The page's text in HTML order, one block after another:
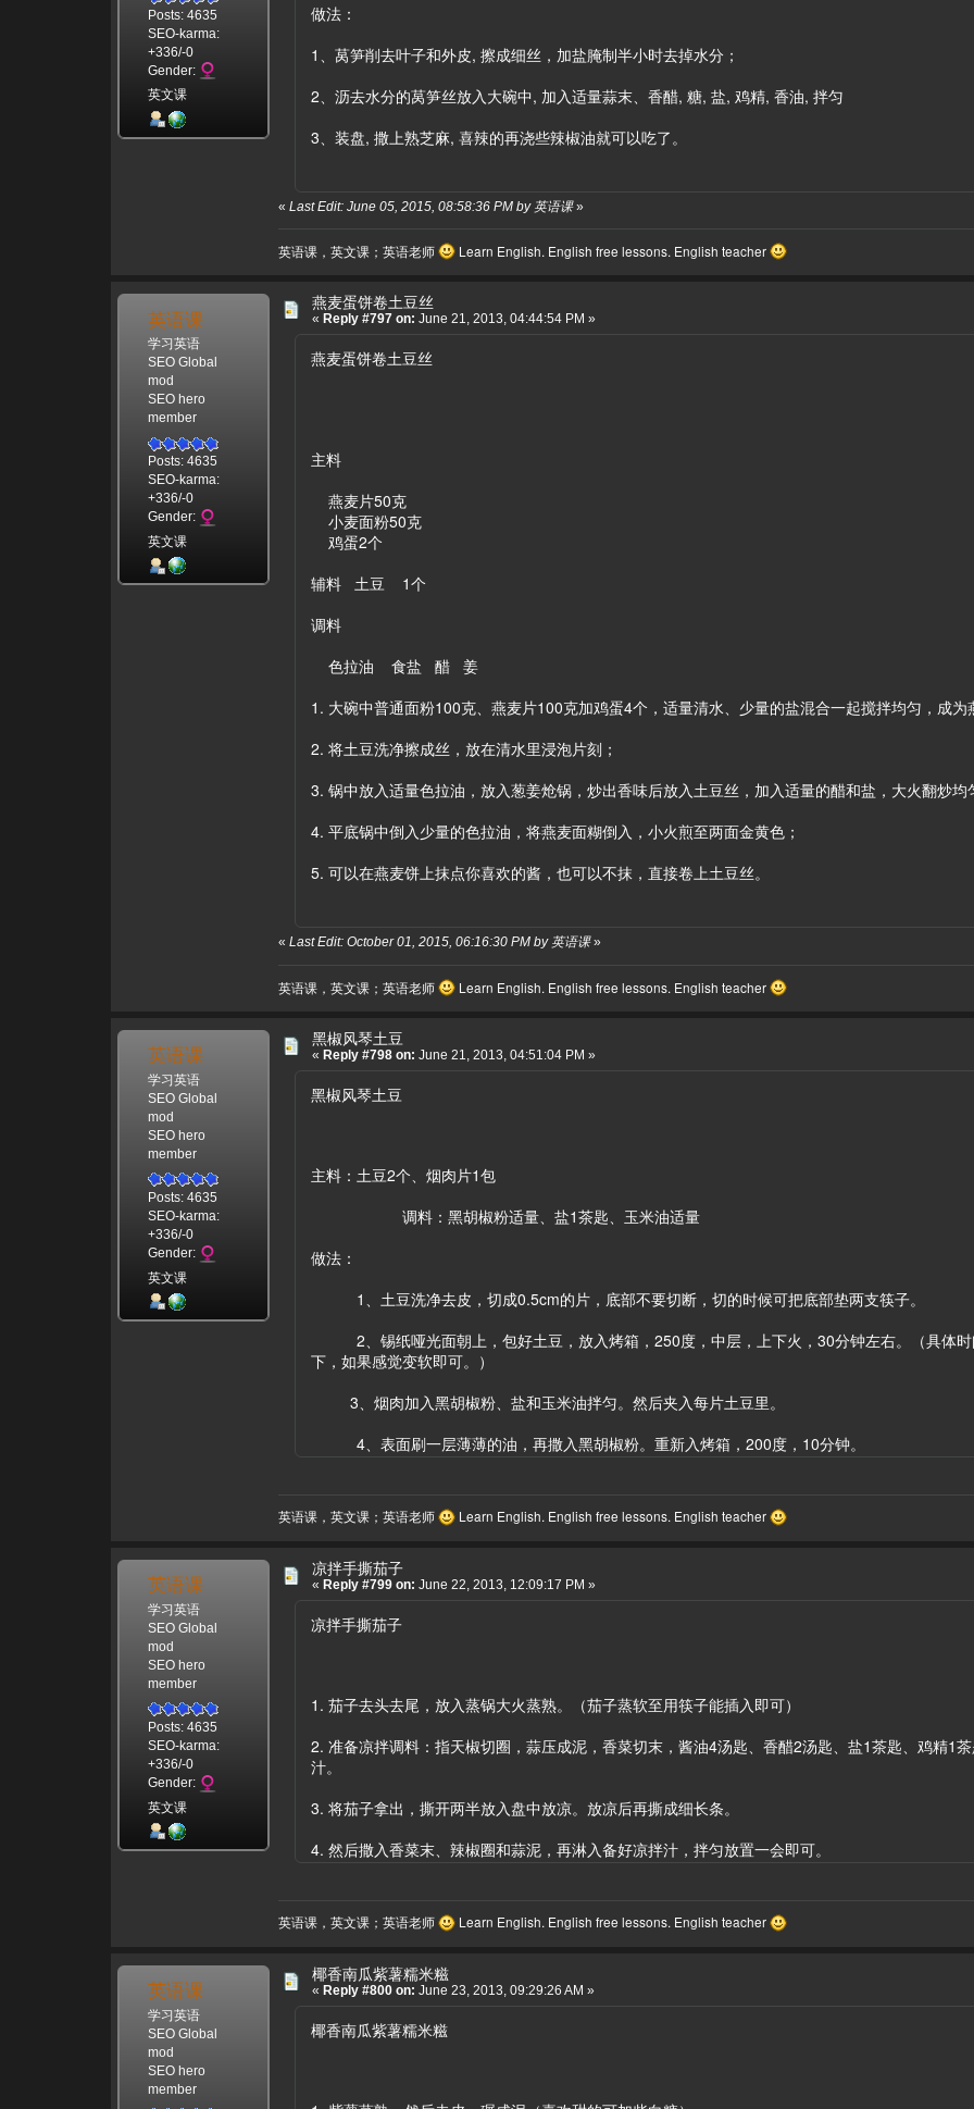
Posts: 4635
SEO-karma:
+336/-0
Gender:
英文课
做法：
1、莴笋削去叶子和外皮, 擦成细丝，加盐腌制半小时去掉水分；
2、沥去水分的莴笋丝放入大碗中, 加入适量蒜末、香醋, 糖, 盐, 鸡精, 香油, 拌匀
3、装盘, 撒上熟芝麻, 喜辣的再浇些辣椒油就可以吃了。
« Last Edit: June 05, 2015, 08:58:36 PM by 英语课»
英语课，英文课；英语老师 Learn English. English free lessons. English teacher
英语课
学习英语
SEO Global
mod
SEO hero
member
Posts: 4635
SEO-karma:
+336/-0
Gender:
英文课
燕麦蛋饼卷土豆丝
« Reply #797 on: June 21, 2013, 04:44:54 PM »
燕麦蛋饼卷土豆丝
主料
燕麦片50克
小麦面粉50克
鸡蛋2个
辅料 土豆 1个
调料
色拉油 食盐 醋 姜
1. 大碗中普通面粉100克、燕麦片100克加鸡蛋4个，适量清水、少量的盐混合一起搅拌均匀，成为
2. 将土豆洗净擦成丝，放在清水里浸泡片刻；
3. 锅中放入适量色拉油，放入葱姜炝锅，炒出香味后放入土豆丝，加入适量的醋和盐，大火翻炒均
4. 平底锅中倒入少量的色拉油，将燕麦面糊倒入，小火煎至两面金黄色；
5. 可以在燕麦饼上抹点你喜欢的酱，也可以不抹，直接卷上土豆丝。
« Last Edit: October 01, 2015, 06:16:30 PM by 英语课»
英语课，英文课；英语老师 Learn English. English free lessons. English teacher
英语课
学习英语
SEO Global
mod
SEO hero
member
Posts: 4635
SEO-karma:
+336/-0
Gender:
英文课
黑椒风琴土豆
« Reply #798 on: June 21, 2013, 04:51:04 PM »
黑椒风琴土豆
主料：土豆2个、烟肉片1包
调料：黑胡椒粉适量、盐1茶匙、玉米油适量
做法：
1、土豆洗净去皮，切成0.5cm的片，底部不要切断，切的时候可把底部垫两支筷子。
2、锡纸哑光面朝上，包好土豆，放入烤箱，250度，中层，上下火，30分钟左右。（具体时
下，如果感觉变软即可。）
3、烟肉加入黑胡椒粉、盐和玉米油拌匀。然后夹入每片土豆里。
4、表面刷一层薄薄的油，再撒入黑胡椒粉。重新入烤箱，200度，10分钟。
英语课，英文课；英语老师 Learn English. English free lessons. English teacher
英语课
学习英语
SEO Global
mod
SEO hero
member
Posts: 4635
SEO-karma:
+336/-0
Gender:
英文课
凉拌手撕茄子
« Reply #799 on: June 22, 2013, 12:09:17 PM »
凉拌手撕茄子
1. 茄子去头去尾，放入蒸锅大火蒸熟。（茄子蒸软至用筷子能插入即可）
2. 准备凉拌调料：指天椒切圈，蒜压成泥，香菜切末，酱油4汤匙、香醋2汤匙、盐1茶匙、鸡精1
汁。
3. 将茄子拿出，撕开两半放入盘中放凉。放凉后再撕成细长条。
4. 然后撒入香菜末、辣椒圈和蒜泥，再淋入备好凉拌汁，拌匀放置一会即可。
英语课，英文课；英语老师 Learn English. English free lessons. English teacher
英语课
学习英语
SEO Global
mod
SEO hero
member
椰香南瓜紫薯糯米糍
« Reply #800 on: June 23, 2013, 09:29:26 AM »
椰香南瓜紫薯糯米糍